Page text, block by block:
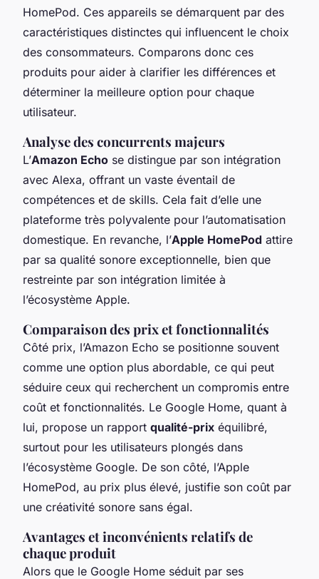
HomePod. Ces appareils se démarquent par des
caractéristiques distinctes qui influencent le choix
des consommateurs. Comparons donc ces
produits pour aider à clarifier les différences et
déterminer la meilleure option pour chaque
utilisateur.
Analyse des concurrents majeurs
L’Amazon Echo se distingue par son intégration
avec Alexa, offrant un vaste éventail de
compétences et de skills. Cela fait d’elle une
plateforme très polyvalente pour l’automatisation
domestique. En revanche, l’Apple HomePod attire
par sa qualité sonore exceptionnelle, bien que
restreinte par son intégration limitée à
l’écosystème Apple.
Comparaison des prix et fonctionnalités
Côté prix, l’Amazon Echo se positionne souvent
comme une option plus abordable, ce qui peut
séduire ceux qui recherchent un compromis entre
coût et fonctionnalités. Le Google Home, quant à
lui, propose un rapport qualité-prix équilibré,
surtout pour les utilisateurs plongés dans
l’écosystème Google. De son côté, l’Apple
HomePod, au prix plus élevé, justifie son coût par
une créativité sonore sans égal.
Avantages et inconvénients relatifs de
chaque produit
Alors que le Google Home séduit par ses